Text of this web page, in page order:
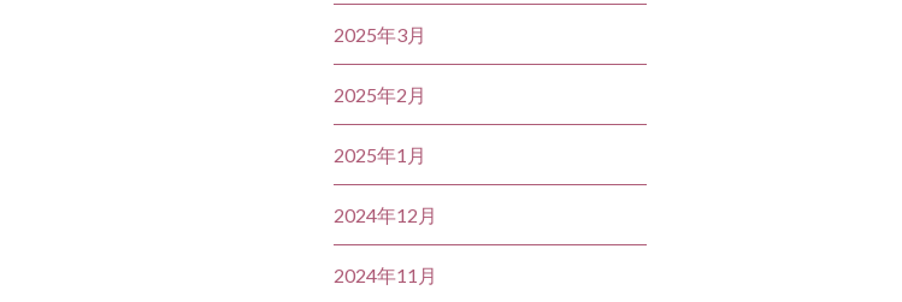
2025年3月
2025年2月
2025年1月
2024年12月
2024年11月